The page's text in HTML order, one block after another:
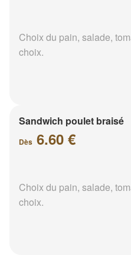
Choix du pain, salade,
choix.
Sandwich poulet braisé
Dès 6.60 €
Choix du pain, salade,
choix.